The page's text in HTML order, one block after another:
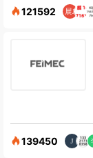
121592
139450